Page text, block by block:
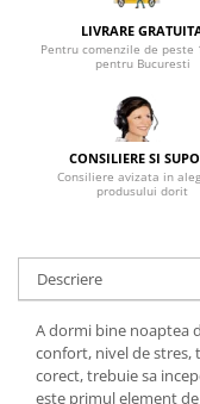
Mobilier gradinita
Mese gradinita
Scaune gradinita
Set mese si scaune
Mobilier copii
Scaune birou pentru
Saltele patuturi copii
Paturi copii
Masa si scaune
Seturi comode living
LIVRARE
Pentru comenzile de peste
pentru Bucuresti
CONSILIERE SI
Consiliere avizata in
produsului dorit
Descriere
A dormi bine noaptea
confort, nivel de stres,
corect, trebuie sa
este primul element